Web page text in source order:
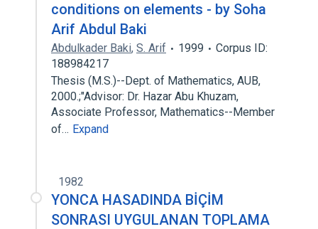
conditions on elements - by Soha
Arif Abdul Baki
Abdulkader Baki, S. Arif 1999
Corpus ID:
188984217
Thesis (M.S.)--Dept. of Mathematics, AUB,
2000.;"Advisor: Dr. Hazar Abu Khuzam,
Associate Professor, Mathematics--Member
of… Expand
1982
YONCA HASADINDA BİÇİM
SONRASI UYGULANAN TOPLAMA